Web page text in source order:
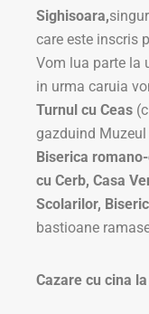
Sighisoara,
care este inscris
Vom lua parte la
in urma caruia
Turnul cu Ceas
gazduind Muzeul
Biserica
cu Cerb, Casa
Scolarilor,
bastioane
Cazare cu cina